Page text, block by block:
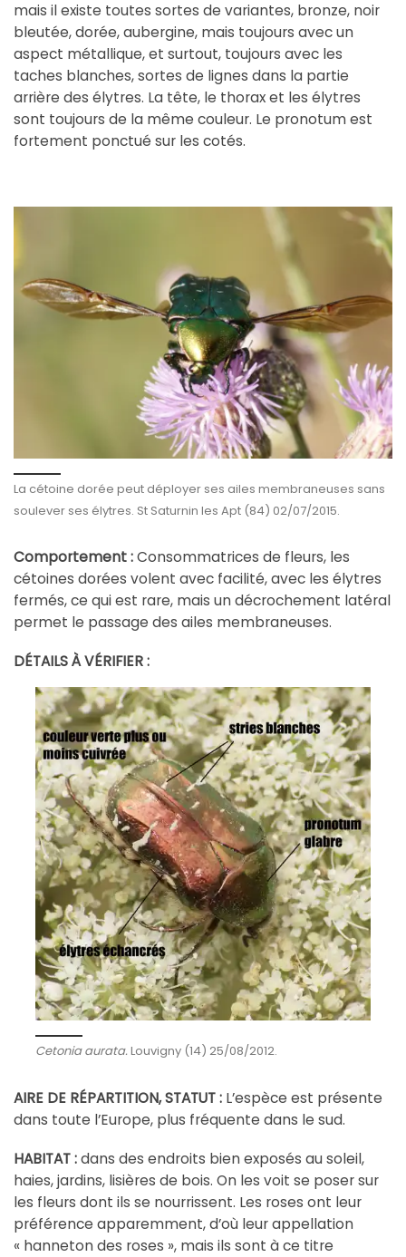
mais il existe toutes sortes de variantes, bronze, noir
bleutée, dorée, aubergine, mais toujours avec un
aspect métallique, et surtout, toujours avec les
taches blanches, sortes de lignes dans la partie
arrière des élytres. La tête, le thorax et les élytres
sont toujours de la même couleur. Le pronotum est
fortement ponctué sur les cotés.
La cétoine dorée peut déployer ses ailes membraneuses sans
soulever ses élytres. St Saturnin les Apt (84) 02/07/2015.
Comportement :Consommatrices de fleurs, les
cétoines dorées volent avec facilité, avec les élytres
fermés, ce qui est rare, mais un décrochement latéral
permet le passage des ailes membraneuses.
DÉTAILS À VÉRIFIER :
Cetonia aurata.Louvigny (14) 25/08/2012.
AIRE DE RÉPARTITION, STATUT : L’espèce est présente
dans toute l’Europe, plus fréquente dans le sud.
HABITAT :dans des endroits bien exposés au soleil,
haies, jardins, lisières de bois. On les voit se poser sur
les fleurs dont ils se nourrissent. Les roses ont leur
préférence apparemment, d’où leur appellation
« hanneton des roses », mais ils sont à ce titre